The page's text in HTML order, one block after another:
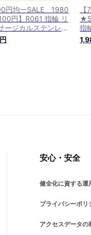
円均一SALE 1980
円】R061 指輪 リ
ージカルステンレス
ルギー対応 マット
ぷっくり おしゃれ
指
コ
ム
安心・安全
健全化に資する運
プライバシーポリ
アクセスデータの